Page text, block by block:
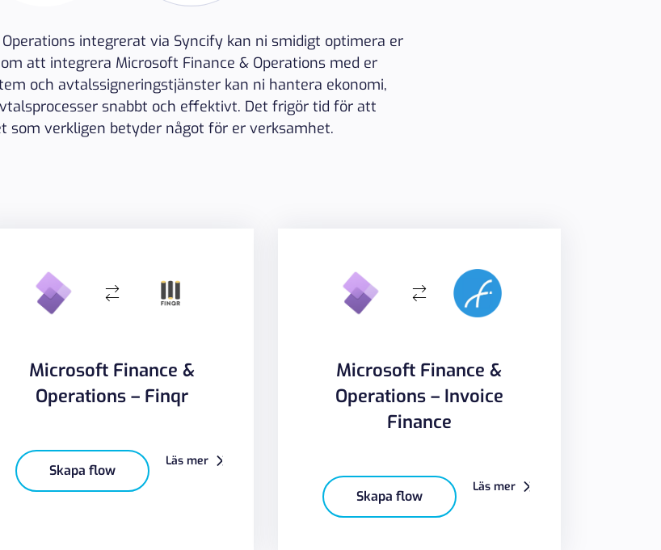
integrerat via Syncify kan ni smidigt optimera er
att integrera Microsoft Finance & Operations med er
och avtalssigneringstjänster kan ni hantera ekonomi,
snabbt och effektivt. Det frigör tid för att
som verkligen betyder något för er verksamhet.
Microsoft Finance &
Operations – Finqr
Skapa flow
Läs mer
Microsoft Finance &
Operations – Invoice
Finance
Skapa flow
Läs mer